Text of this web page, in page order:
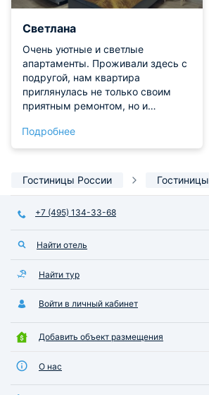
Светлана
Очень уютные и светлые
апартаменты. Проживали здесь с
подругой, нам квартира
приглянулась не только своим
приятным ремонтом, но и
тут все есть. Расположение
удобное, до метро недалеко. В
Подробнее
Гостиницы России
+7 (495) 134-33-68
Найти отель
Найти тур
Войти в личный кабинет
Добавить объект размещения
О нас